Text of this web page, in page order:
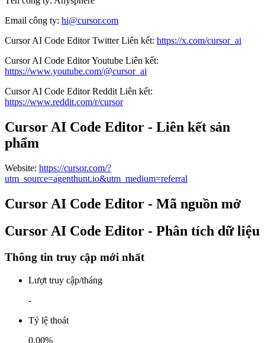
Email công ty: hi@cursor.com
Cursor AI Code Editor Twitter Liên kết: https://x.com/cursor_ai
Cursor AI Code EditorYoutube Liên kết:
https://www.youtube.com/@cursor_ai
Cursor AI Code Editor Reddit Liên kết:
https://www.reddit.com/r/cursor
Cursor AI Code Editor - Liên kết sản
phẩm
Website: https://cursor.com/?
utm_source=agenthunt.io&utm_medium=referral
Cursor AI Code Editor - Mã nguồn mở
Cursor AI Code Editor - Phân tích dữ liệu
Thông tin truy cập mới nhất
Lượt truy cập/tháng
-
Tỷ lệ thoát
0.00%